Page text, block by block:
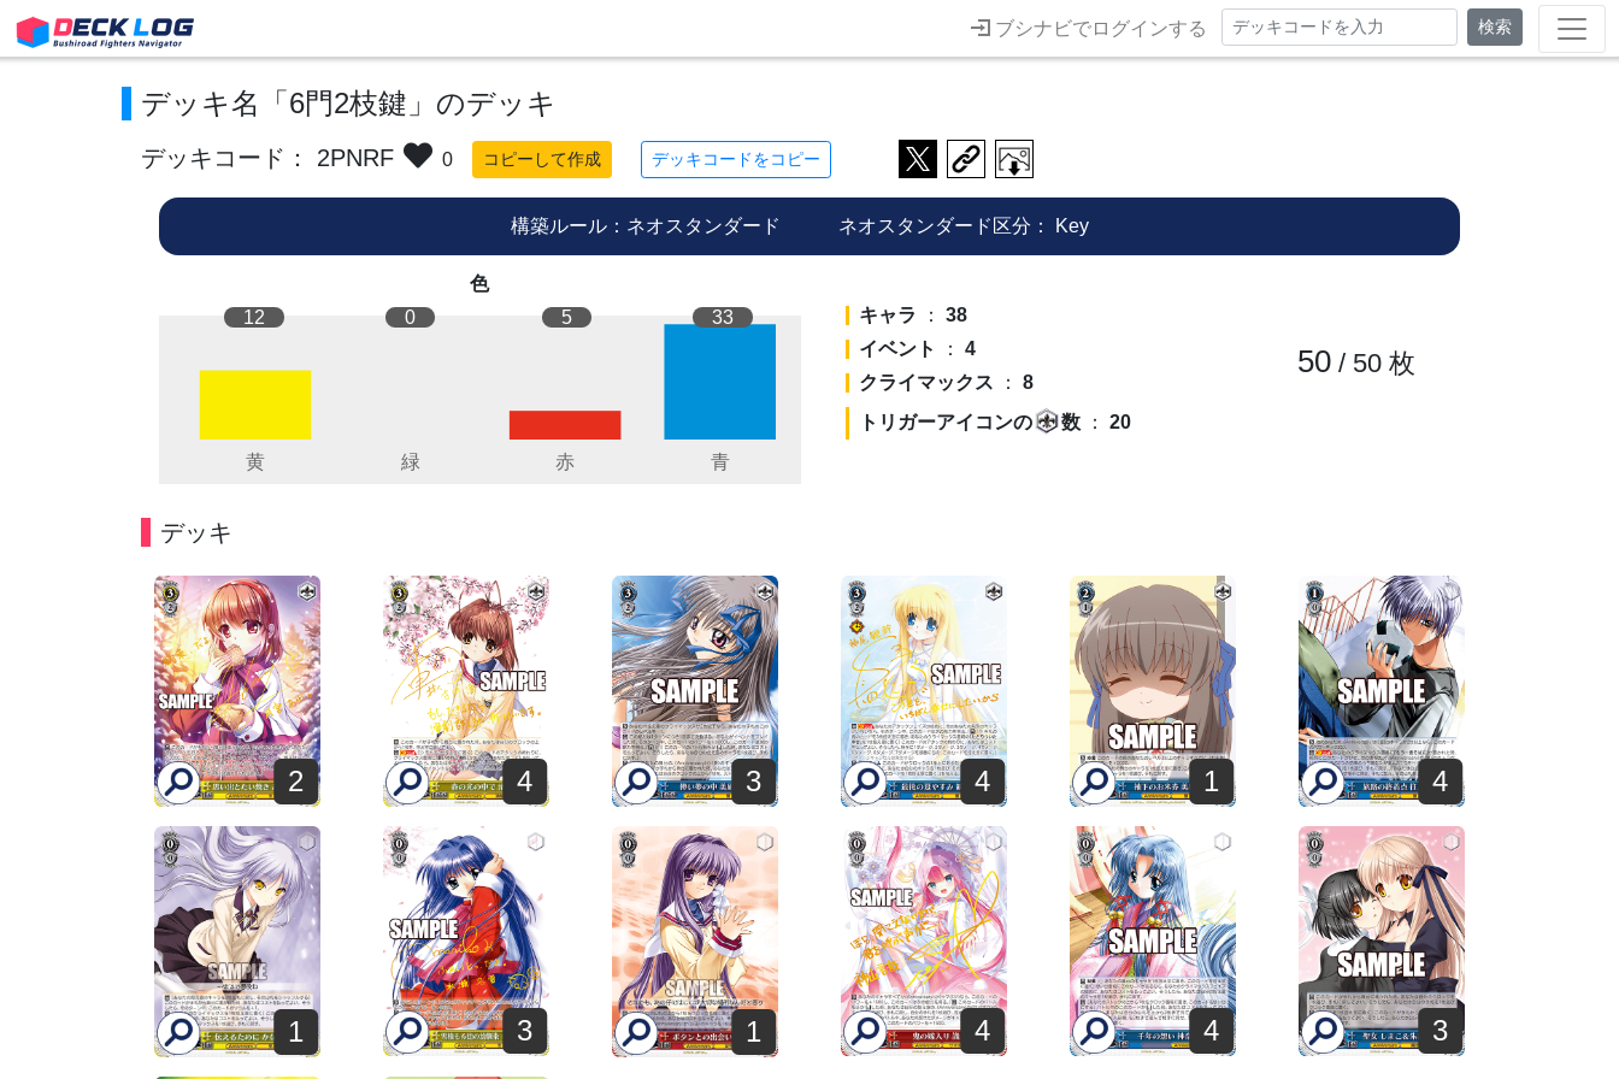
ブシナビでログインする 検索
デッキ名「6門2枝鍵」のデッキ
デッキコード： 2PNRF 0 コピーして作成 デッキコードをコピー
構築ルール：ネオスタンダード ネオスタンダード区分： Key
色
12
0 5 33 キャラ ： 38
イベント
： 4
クライマックス ： 8
トリガーアイコンの
数： 20
50/ 50枚
デッキ
2 4 3 4 1 4
1 3 1 4 4 3